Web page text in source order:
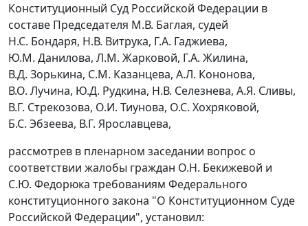
Конституционный Суд Российской Федерации в
составе Председателя М.В. Баглая, судей
Н.С. Бондаря, Н.В. Витрука, Г.А. Гаджиева,
Ю.М. Данилова, Л.М. Жарковой, Г.А. Жилина,
В.Д. Зорькина, С.М. Казанцева, А.Л. Кононова,
В.О. Лучина, Ю.Д. Рудкина, Н.В. Селезнева, А.Я. Сливы,
В.Г. Стрекозова, О.И. Тиунова, О.С. Хохряковой,
Б.С. Эбзеева, В.Г. Ярославцева,
рассмотрев в пленарном заседании вопрос о
соответствии жалобы граждан О.Н. Бекижевой и
С.Ю. Федорюка требованиям Федерального
конституционного закона "О Конституционном Суде
Российской Федерации", установил: